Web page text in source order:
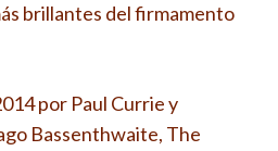
brillantes del firmamento
por Paul Currie y
Bassenthwaite, The